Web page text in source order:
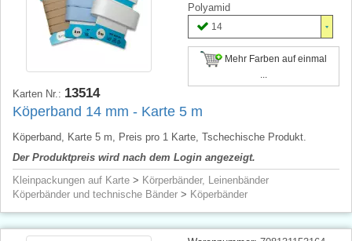
Polyamid
14
Mehr Farben auf einmal
Karten Nr.: 13514
Köperband 14 mm - Karte 5 m
Köperband, Karte 5 m, Preis pro 1 Karte, Tschechische Produkt.
Der Produktpreis wird nach dem Login angezeigt.
Kleinpackungen auf Karte > Körperbänder, Leinenbänder
Köperbänder und technische Bänder > Köperbänder